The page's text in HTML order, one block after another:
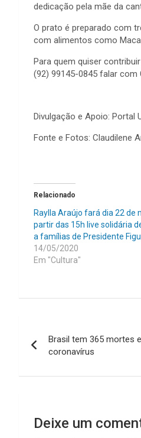
dedicação pela mãe da
O prato é preparado com
com alimentos como
Para quem quiser
(92) 99145-0845 falar com
Divulgação e Apoio: Portal
Fonte e Fotos: Claudilene
Relacionado
Raylla Araújo fará dia 22 de
partir das 15h live solidária
a famílias de Presidente
14/05/2020
Em "Cultura"
de
Post
Brasil tem 365 mortes
coronavírus
Deixe um